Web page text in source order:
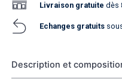
Livraison gratuite dès
Echanges gratuits
Description et